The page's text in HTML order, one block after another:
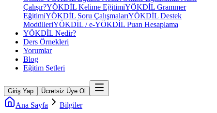
Çalışır?YÖKDİL Kelime EğitimiYÖKDİL Grammer
EğitimiYÖKDİL Soru ÇalışmalarıYÖKDİL Destek
ModülleriYÖKDİL / e-YÖKDİL Puan Hesaplama
YÖKDİL Nedir?
Ders Örnekleri
Yorumlar
Blog
Eğitim Setleri
Giriş Yap Ücretsiz Üye Ol
Ana Sayfa Bilgiler